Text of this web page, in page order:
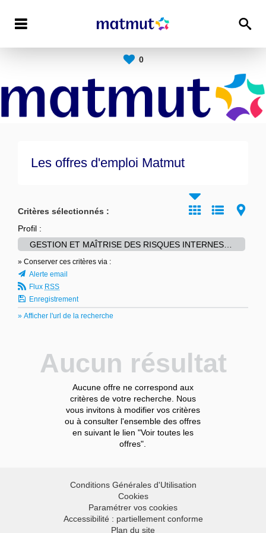
0
Les offres d'emploi Matmut
Critères sélectionnés :
Profil :
» Conserver ces critères via :
Alerte email
Flux RSS
Enregistrement
» Afficher l'url de la recherche
Aucun résultat
Aucune offre ne correspond aux
critères de votre recherche. Nous
vous invitons à modifier vos critères
ou à consulter l'ensemble des offres
en suivant le lien "Voir toutes les
offres".
Conditions Générales d'Utilisation
Cookies
Paramétrer vos cookies
Accessibilité : partiellement conforme
Plan du site